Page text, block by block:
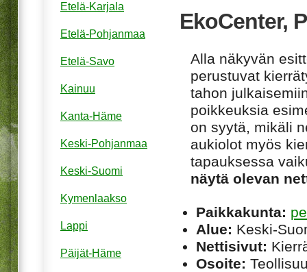
EkoCenter,
Alla näkyvän
perustuvat
tahon
poikkeuksia
on syytä, mikäli
aukiolot myös
tapauksessa
näytä olevan
Paikkakunta:
Alue: Keski-
Nettisivut:
Osoite:
Etelä-Karjala
Etelä-Pohjanmaa
Etelä-Savo
Kainuu
Kanta-Häme
Keski-Pohjanmaa
Keski-Suomi
Kymenlaakso
Lappi
Päijät-Häme